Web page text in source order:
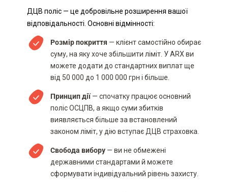
ДЦВ поліс — це добровільне розширення вашої
відповідальності. Основні відмінності:
Розмір покриття — клієнт самостійно обирає
суму, на яку хоче збільшити ліміт. У ARX ви
можете додати до стандартних виплат ще
від 50 000 до 1 000 000 грн і більше.
Принцип дії— спочатку працює основний
поліс ОСЦПВ, а якщо суми збитків
виявляється більше за встановлений
законом ліміт, у дію вступає ДЦВ страховка.
Свобода вибору— ви не обмежені
державними стандартами й можете
сформувати індивідуальний рівень захисту.